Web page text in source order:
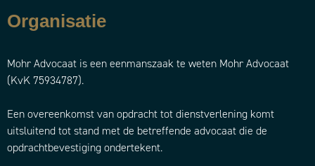
Organisatie
Mohr Advocaat is een eenmanszaak te weten Mohr Advocaat
(KvK 75934787).
Een overeenkomst van opdracht tot dienstverlening komt
uitsluitend tot stand met de betreffende advocaat die de
opdrachtbevestiging ondertekent.